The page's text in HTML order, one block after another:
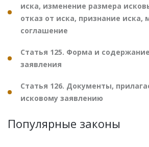
иска, изменение размера
отказ от иска, признание иска,
соглашение
Статья 125. Форма и
заявления
Статья 126. Документы,
исковому заявлению
Популярные законы